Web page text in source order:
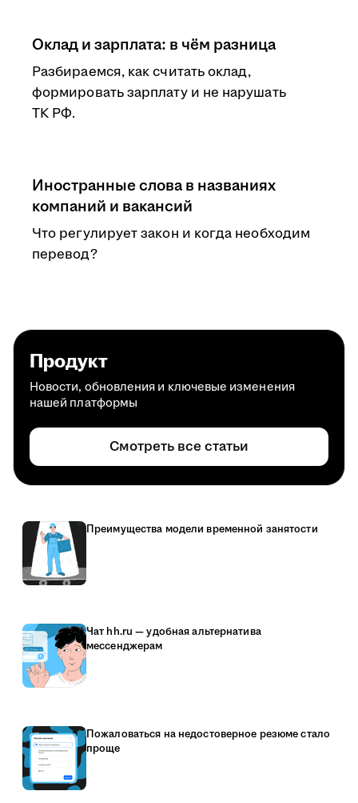
Оклад и зарплата: в чём разница
Разбираемся, как считать оклад,
формировать зарплату и не нарушать
ТК РФ.
Иностранные слова в названиях
компаний и вакансий
Что регулирует закон и когда необходим
перевод?
Продукт
Новости, обновления и ключевые изменения
нашей платформы
Смотреть все статьи
Преимущества модели временной занятости
Чат hh.ru — удобная альтернатива
мессенджерам
Пожаловаться на недостоверное резюме стало
проще